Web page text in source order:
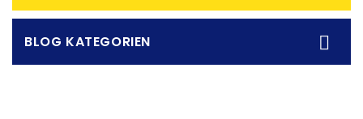
BLOG KATEGORIEN 